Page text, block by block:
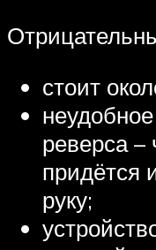
стоит
реверса –
придётся
руку;